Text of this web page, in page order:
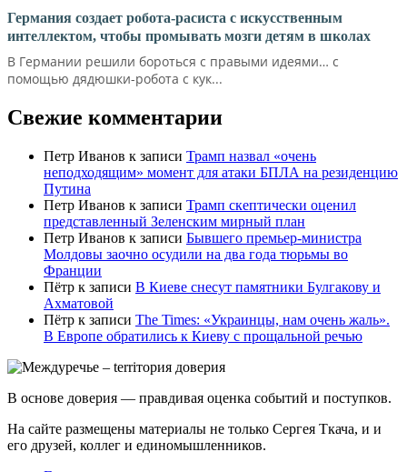
Германия создает робота-расиста с искусственным
интеллектом, чтобы промывать мозги детям в школах
В Германии решили бороться с правыми идеями… с
помощью дядюшки-робота с кук...
Свежие комментарии
Петр Иванов к записи Трамп назвал «очень
неподходящим» момент для атаки БПЛА на резиденцию
Путина
Петр Иванов к записи Трамп скептически оценил
представленный Зеленским мирный план
Петр Иванов к записи Бывшего премьер-министра
Молдовы заочно осудили на два года тюрьмы во
Франции
Пётр к записи В Киеве снесут памятники Булгакову и
Ахматовой
Пётр к записи Тhe Times: «Украинцы, нам очень жаль».
В Европе обратились к Киеву с прощальной речью
В основе доверия — правдивая оценка событий и поступков.
На сайте размещены материалы не только Сергея Ткача, и и
его друзей, коллег и единомышленников.